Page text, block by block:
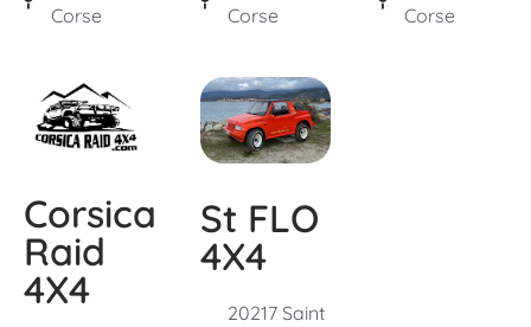
Corse
Corse
Corse
Corsica
Raid
4X4
St FLO
4X4
20217 Saint